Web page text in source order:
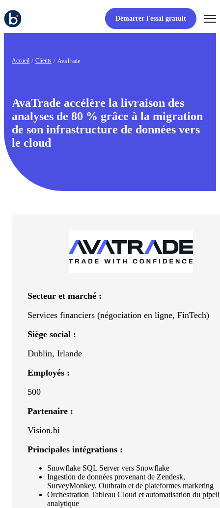
Démarrer l'essai gratuit
Accueil Clients AvaTrade
AvaTrade accélère la livraison des
analyses de 80 % grâce à la migration
de son infrastructure de données vers
le cloud
Secteur et marché :
Services financiers (négociation en ligne, FinTech)
Siège social :
Dublin, Irlande
Employés :
500
Partenaire :
Vision.bi
Principales intégrations :
Snowflake SQL Server vers Snowflake
Ingestion de données provenant de Zendesk,
SurveyMonkey, Outbrain et de plateformes marketing
Orchestration Tableau Cloud et automatisation du
analytique